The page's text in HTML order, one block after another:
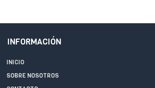
INFORMACIÓN
INICIO
SOBRE NOSOTROS